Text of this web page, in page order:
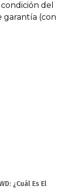
del
garantía (con
¿Cuál Es El